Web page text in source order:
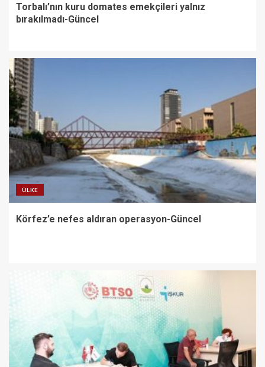
Torbalı’nın kuru domates emekçileri yalnız
bırakılmadı-Güncel
ÜLKE
Körfez’e nefes aldıran operasyon-Güncel